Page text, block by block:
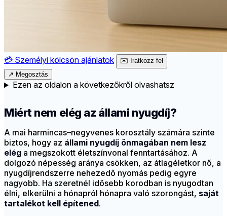
💳 Személyi kölcsön ajánlatok ✉️ Iratkozz fel
↗ Megosztás
Ezen az oldalon a következőkről olvashatsz
Miért nem elég az állami nyugdíj?
A mai harmincas–negyvenes korosztály számára szinte
biztos, hogy az állami nyugdíj önmagában nem lesz
elég a megszokott életszínvonal fenntartásához. A
dolgozó népesség aránya csökken, az átlagéletkor nő, a
nyugdíjrendszerre nehezedő nyomás pedig egyre
nagyobb. Ha szeretnél idősebb korodban is nyugodtan
élni, elkerülni a hónapról hónapra való szorongást, saját
tartalékot kell építened.